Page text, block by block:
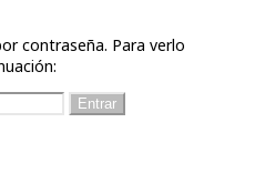
contraseña. Para verlo